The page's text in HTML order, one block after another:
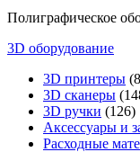
Полиграфическое
3D оборудование
3D принтеры
3D сканеры
3D ручки (126)
Аксессуары и
Расходные